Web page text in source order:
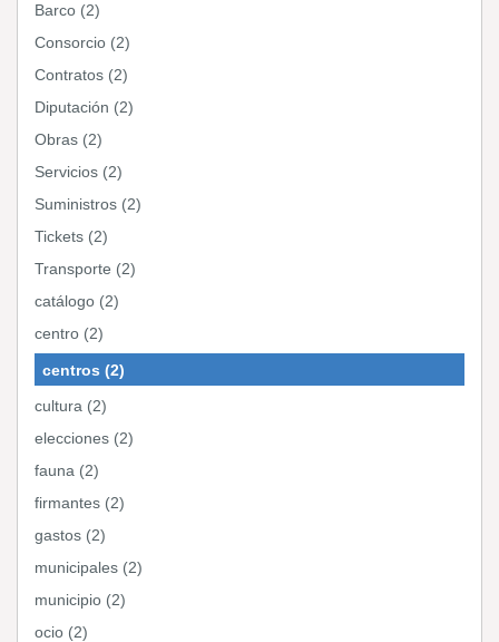
Barco (2)
Consorcio (2)
Contratos (2)
Diputación (2)
Obras (2)
Servicios (2)
Suministros (2)
Tickets (2)
Transporte (2)
catálogo (2)
centro (2)
centros (2)
cultura (2)
elecciones (2)
fauna (2)
firmantes (2)
gastos (2)
municipales (2)
municipio (2)
ocio (2)